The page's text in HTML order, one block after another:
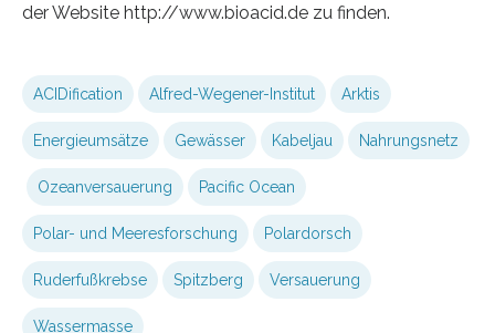
der Website http://www.bioacid.de zu finden.
ACIDification Alfred-Wegener-Institut Arktis
Energieumsätze Gewässer Kabeljau Nahrungsnetz
Ozeanversauerung Pacific Ocean
Polar- und Meeresforschung Polardorsch
Ruderfußkrebse Spitzberg Versauerung
Wassermasse